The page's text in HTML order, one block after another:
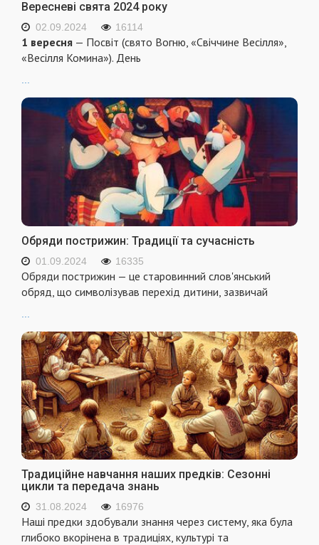
Вересневі свята 2024 року
02.09.2024 16114
1 вересня — Посвіт (свято Вогню, «Свіччине Весілля»,
«Весілля Комина»). День
...
Обряди пострижин: Традиції та сучасність
01.09.2024 16335
Обряди пострижин — це старовинний слов'янський
обряд, що символізував перехід дитини, зазвичай
Традиційне навчання наших предків: Сезонні
цикли та передача знань
31.08.2024 16976
Наші предки здобували знання через систему, яка була
глибоко вкорінена в традиціях, культурі та